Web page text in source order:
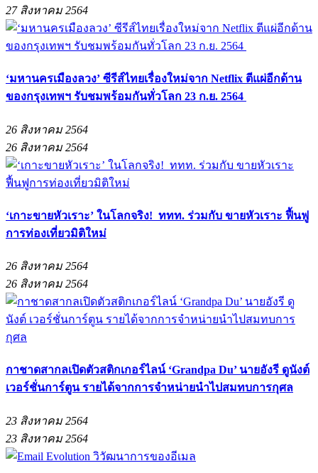
27 สิงหาคม 2564
‘มหานครเมืองลวง’ ซีรีส์ไทยเรื่องใหม่จาก Netflix ตีแผ่อีกด้าน
ของกรุงเทพฯ รับชมพร้อมกันทั่วโลก 23 ก.ย. 2564
26 สิงหาคม 2564
26 สิงหาคม 2564
‘เกาะขายหัวเราะ’ ในโลกจริง! ททท. ร่วมกับ ขายหัวเราะ ฟื้นฟู
การท่องเที่ยวมิติใหม่
26 สิงหาคม 2564
26 สิงหาคม 2564
กาชาดสากลเปิดตัวสติกเกอร์ไลน์ ‘Grandpa Du’ นายอังรี ดูนังต์
เวอร์ชั่นการ์ตูน รายได้จากการจำหน่ายนำไปสมทบการกุศล
23 สิงหาคม 2564
23 สิงหาคม 2564